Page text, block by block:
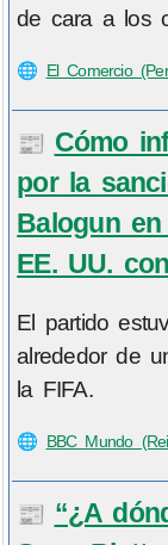
de cara a los
🌐 El Comercio
📰 Cómo
por la
Balogun
EE. UU.
El partido
alrededor de
la FIFA.
🌐 BBC Mundo
📰 “¿A